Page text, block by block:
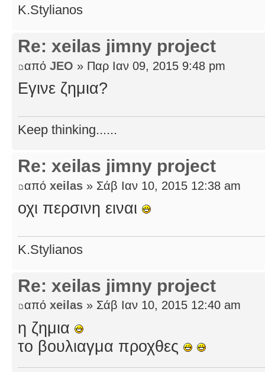
K.Stylianos
Re: xeilas jimny project
από JEO » Παρ Ιαν 09, 2015 9:48 pm
Εγινε ζημια?
Keep thinking......
Re: xeilas jimny project
από xeilas » Σάβ Ιαν 10, 2015 12:38 am
οχι περσινη ειναι
K.Stylianos
Re: xeilas jimny project
από xeilas » Σάβ Ιαν 10, 2015 12:40 am
η ζημια
το βουλιαγμα προχθες